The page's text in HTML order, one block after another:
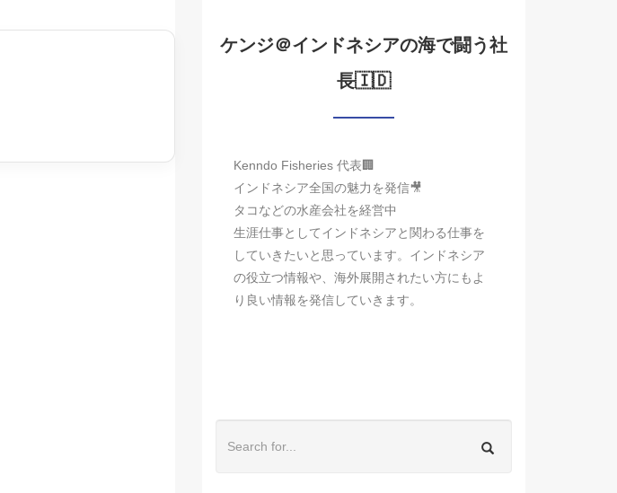
ケンジ＠インドネシアの海で闘う社
長🇮🇩
Kenndo Fisheries 代表🏢
インドネシア全国の魅力を発信🎥
タコなどの水産会社を経営中
生涯仕事としてインドネシアと関わる仕事を
していきたいと思っています。インドネシア
の役立つ情報や、海外展開されたい方にもよ
り良い情報を発信していきます。